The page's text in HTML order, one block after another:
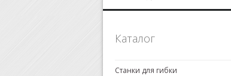
Каталог
Станки для гибки